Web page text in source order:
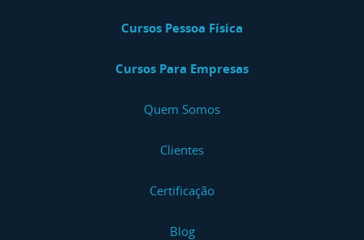
Cursos Pessoa Física
Cursos Para Empresas
Quem Somos
Clientes
Certificação
Blog